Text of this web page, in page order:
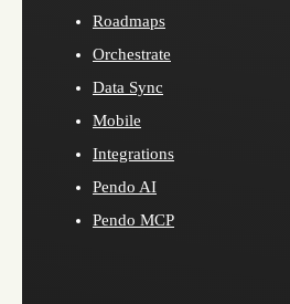
Roadmaps
Orchestrate
Data Sync
Mobile
Integrations
Pendo AI
Pendo MCP